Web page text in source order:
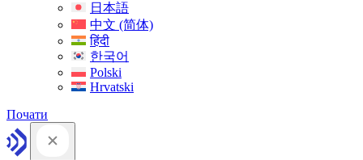
日本語
中文 (简体)
हिंदी
한국어
Polski
Hrvatski
Почати